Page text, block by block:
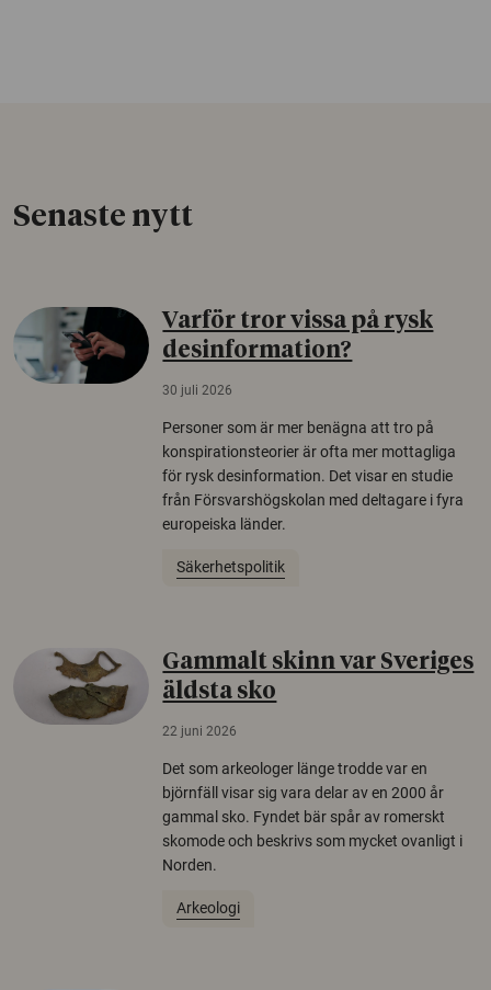
Senaste nytt
Varför tror vissa på rysk
desinformation?
30 juli 2026
Personer som är mer benägna att tro på
konspirationsteorier är ofta mer mottagliga
för rysk desinformation. Det visar en studie
från Försvarshögskolan med deltagare i fyra
europeiska länder.
Säkerhetspolitik
Gammalt skinn var Sveriges
äldsta sko
22 juni 2026
Det som arkeologer länge trodde var en
björnfäll visar sig vara delar av en 2000 år
gammal sko. Fyndet bär spår av romerskt
skomode och beskrivs som mycket ovanligt i
Norden.
Arkeologi